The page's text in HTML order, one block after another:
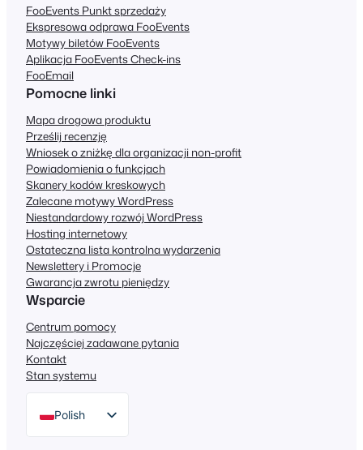
FooEvents Punkt sprzedaży
Ekspresowa odprawa FooEvents
Motywy biletów FooEvents
Aplikacja FooEvents Check-ins
FooEmail
Pomocne linki
Mapa drogowa produktu
Prześlij recenzję
Wniosek o zniżkę dla organizacji non-profit
Powiadomienia o funkcjach
Skanery kodów kreskowych
Zalecane motywy WordPress
Niestandardowy rozwój WordPress
Hosting internetowy
Ostateczna lista kontrolna wydarzenia
Newslettery i Promocje
Gwarancja zwrotu pieniędzy
Wsparcie
Centrum pomocy
Najczęściej zadawane pytania
Kontakt
Stan systemu
Polish